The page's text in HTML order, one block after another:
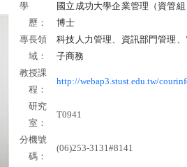
學
歷：
國立成功大學企業管理（資管
博士
專長領
域：
科技人力管理、資訊部門管理、
子商務
教授課
程：
http://webap3.stust.edu.tw/
研究
室：
T0941
分機號
碼：
(06)253-3131#8141